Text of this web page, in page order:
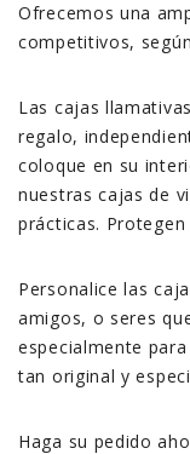
Ofrecemos una
competitivos,
Las cajas
regalo,
coloque en su
nuestras cajas de
prácticas.
Personalice las
amigos, o seres
especialmente
tan original y
Haga su pedido